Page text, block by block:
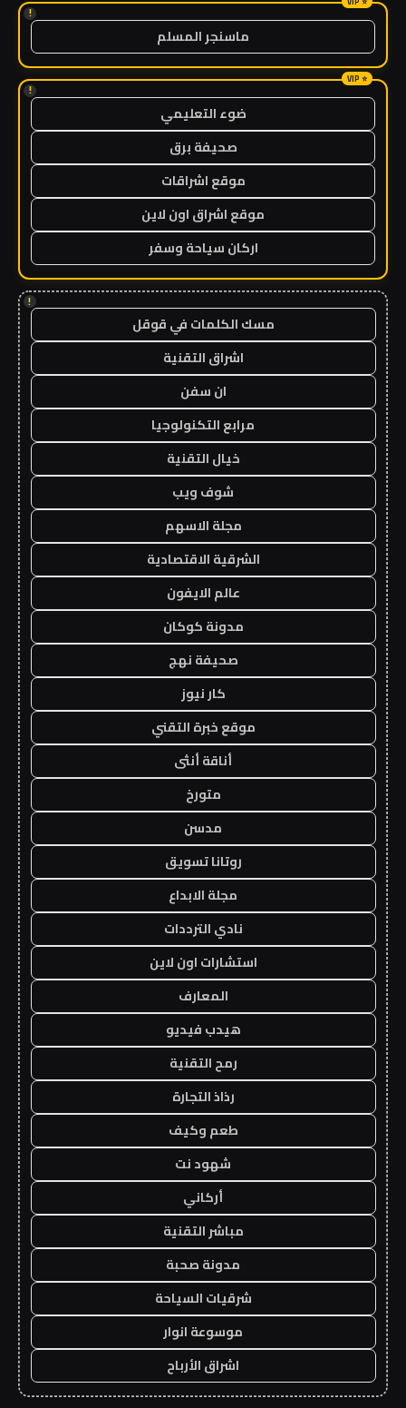
!
ماسنجر المسلم
!
ضوء التعليمي
صحيفة برق
موقع اشراقات
موقع اشراق اون لاين
اركان سياحة وسفر
!
مسك الكلمات في قوقل
اشراق التقنية
ان سفن
مرابع التكنولوجيا
خيال التقنية
شوف ويب
مجلة الاسهم
الشرقية الاقتصادية
عالم الايفون
مدونة كوكان
صحيفة نهج
كار نيوز
موقع خبرة التقني
أناقة أنثى
متورخ
مدسن
روتانا تسويق
مجلة الابداع
نادي الترددات
استشارات اون لاين
المعارف
هيدب فيديو
رمح التقنية
رذاذ التجارة
طعم وكيف
شهود نت
أركاني
مباشر التقنية
مدونة صحبة
شرقيات السياحة
موسوعة انوار
اشراق الأرباح